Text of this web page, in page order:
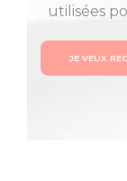
utilisées
JE VEUX